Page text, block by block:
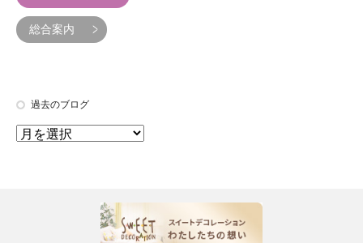
総合案内
過去のブログ